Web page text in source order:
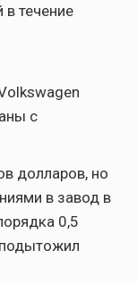
в течение
с
долларов, но
в завод в
0,5